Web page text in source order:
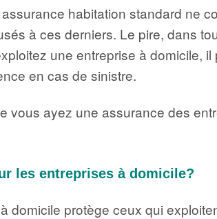
habitation standard ne
à ces derniers. Le pire, dans
une entreprise à domicile,
en cas de sinistre.
vous ayez une assurance des
les entreprises à domicile?
domicile protège ceux qui